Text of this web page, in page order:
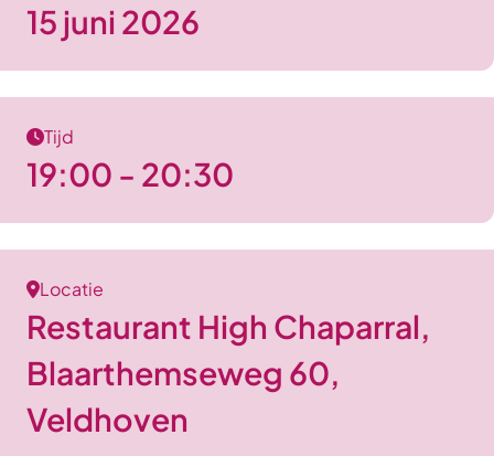
15 juni 2026
Tijd
19:00 - 20:30
Locatie
Restaurant High Chaparral,
Blaarthemseweg 60,
Veldhoven